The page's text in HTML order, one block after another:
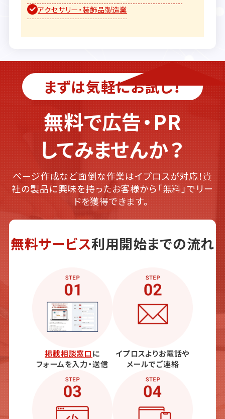
アクセサリー・装飾品製造業
まずは気軽にお試し！
無料で広告・PR
してみませんか？
ページ作成など面倒な作業はイプロスが対応！貴
社の製品に興味を持ったお客様から「無料」でリー
ドを獲得できます。
無料サービス利用開始までの流れ
掲載相談窓口に
フォームを入力・送信
イプロスよりお電話や
メールでご連絡